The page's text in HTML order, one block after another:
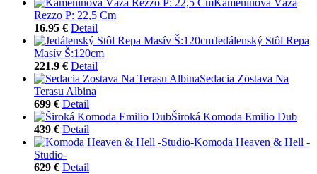
Rezzo P: 22,5 Cm
16.95 € Detail
Jedálenský Stôl Repa
Masív Š:120cm
221.9 € Detail
Sedacia Zostava Na
Terasu Albina
699 € Detail
Široká Komoda Emilio Dub
439 € Detail
Komoda Heaven & Hell -
Studio-
629 € Detail